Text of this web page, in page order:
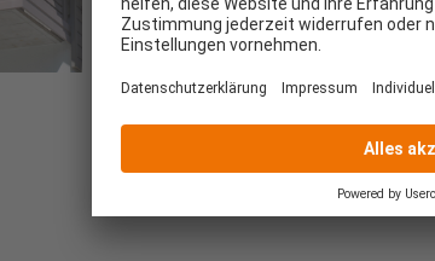
Individualanfertigung